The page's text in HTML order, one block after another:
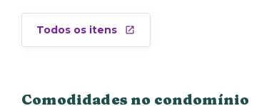
Todos os itens
Comodidades no condomínio